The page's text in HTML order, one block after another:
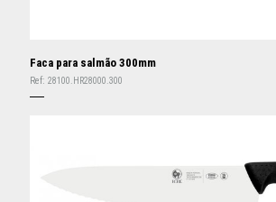
Faca para salmão 300mm
Ref: 28100.HR28000.300